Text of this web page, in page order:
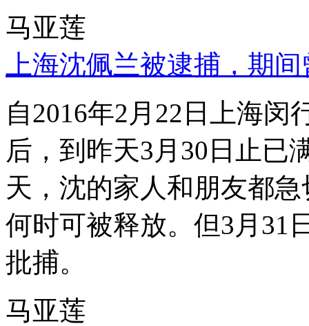
马亚莲
上海沈佩兰被逮捕，期
自2016年2月22日上海
后，到昨天3月30日止已
天，沈的家人和朋友都
何时可被释放。但3月31
批捕。
马亚莲